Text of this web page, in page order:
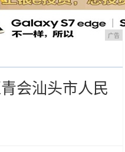
广告
会汕头市人民